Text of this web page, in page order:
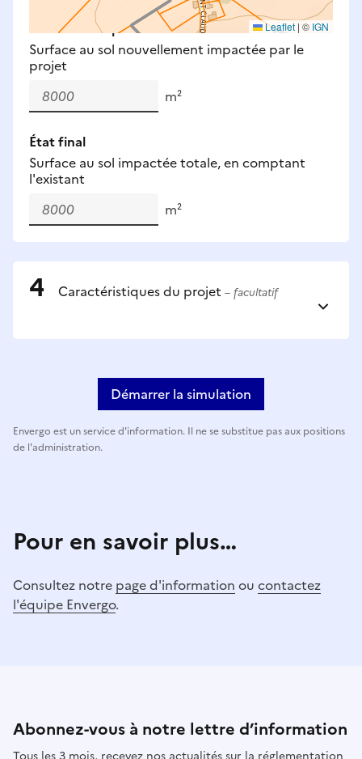
Leaflet | © IGN
Nouveaux impacts
Surface au sol nouvellement impactée par le
projet
m²
État final
Surface au sol impactée totale, en comptant
l'existant
m²
Caractéristiques du projet – facultatif
Démarrer la simulation
Envergo est un service d'information. Il ne se substitue pas aux positions
de l'administration.
Pour en savoir plus…
Consultez notre page d'information ou contactez
l'équipe Envergo.
Abonnez-vous à notre lettre d’information